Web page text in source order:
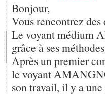
Bonjour,
Vous rencontrez
Le voyant médium
grâce à ses
Après un premier
le voyant
son travail, il y a